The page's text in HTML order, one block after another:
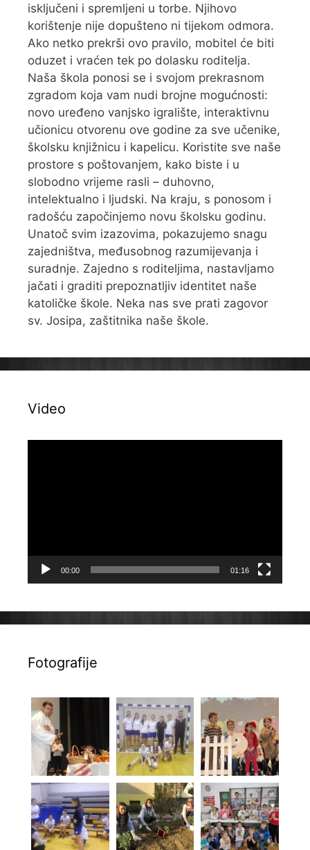
isključeni i spremljeni u torbe. Njihovo
korištenje nije dopušteno ni tijekom odmora.
Ako netko prekrši ovo pravilo, mobitel će biti
oduzet i vraćen tek po dolasku roditelja.
Naša škola ponosi se i svojom prekrasnom
zgradom koja vam nudi brojne mogućnosti:
novo uređeno vanjsko igralište, interaktivnu
učionicu otvorenu ove godine za sve učenike,
školsku knjižnicu i kapelicu. Koristite sve naše
prostore s poštovanjem, kako biste i u
slobodno vrijeme rasli – duhovno,
intelektualno i ljudski. Na kraju, s ponosom i
radošću započinjemo novu školsku godinu.
Unatoč svim izazovima, pokazujemo snagu
zajedništva, međusobnog razumijevanja i
suradnje. Zajedno s roditeljima, nastavljamo
jačati i graditi prepoznatljiv identitet naše
katoličke škole. Neka nas sve prati zagovor
sv. Josipa, zaštitnika naše škole.
Video
00:00 01:16
Fotografije